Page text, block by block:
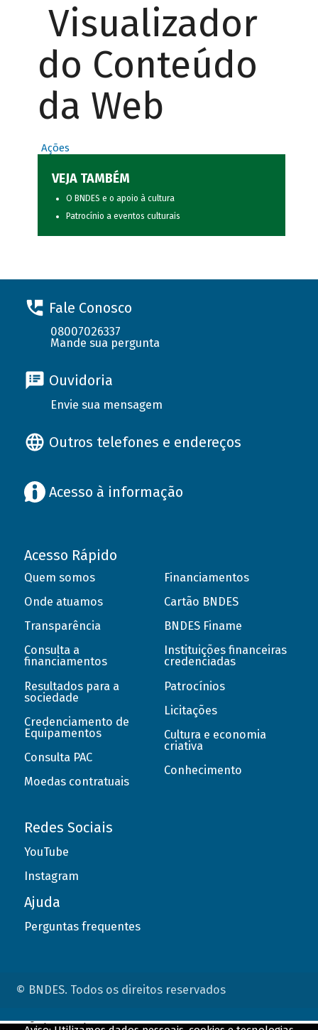
Visualizador
do Conteúdo
da Web
Ações
VEJA TAMBÉM
O BNDES e o apoio à cultura
Patrocínio a eventos culturais
Fale Conosco
08007026337
Mande sua pergunta
Ouvidoria
Envie sua mensagem
Outros telefones e endereços
Acesso à informação
Acesso Rápido
Quem somos
Onde atuamos
Transparência
Consulta a
financiamentos
Resultados para a
sociedade
Credenciamento de
Equipamentos
Consulta PAC
Moedas contratuais
Financiamentos
Cartão BNDES
BNDES Finame
Instituições financeiras
credenciadas
Patrocínios
Licitações
Cultura e economia
criativa
Conhecimento
Redes Sociais
YouTube
Instagram
Ajuda
Perguntas frequentes
© BNDES. Todos os direitos reservados
ConteÃºdo complementar